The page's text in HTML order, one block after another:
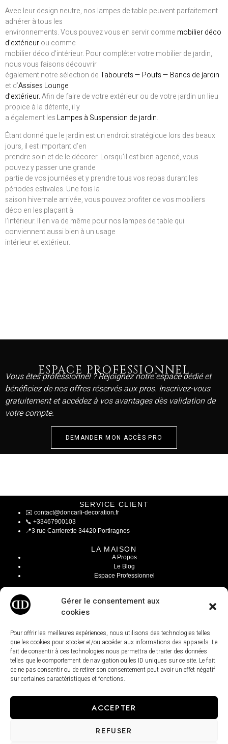
Gérer le consentement aux
cookies
Pour offrir les meilleures expériences, nous utilisons des technologies telles
que les cookies pour stocker et/ou accéder aux informations des appareils. Le
fait de consentir à ces technologies nous permettra de traiter des données
telles que le comportement de navigation ou les ID uniques sur ce site. Le fait
de ne pas consentir ou de retirer son consentement peut avoir un effet négatif
sur certaines caractéristiques et fonctions.
ACCEPTER
REFUSER
Avec leur design neutre, nos lampes de table peuvent parfaitement
adhérer à tous les
environnements. Vous pouvez vous en servir comme mobilier déco
d’extérieurou comme
mobilier déco d’intérieur. Pour compléter votre mobilier de jardin,
nous vous faisons découvrir
également notre sélection deTabourets — Poufs — Bancs de jardin
et d’Assises Lounge
d’extérieur.Afin de faire de votre extérieur ou de votre jardin un lieu
propice à la détente, il y
a également les Lampes à Suspension de jardin.
Étant donné que le jardin est un endroit stratégique lors des beaux
jours, il est important d’en
prendre soin et de le décorer. Lorsqu’il est bien agencé, vous
pouvez y passer une grande
partie de vos journées et y prendre tous vos repas durant les
périodes estivales. Une fois la
saison hivernale arrivée, vous pouvez profiter de vos mobiliers
déco en les plaçant à
l’intérieur. Il en va de même pour nos lampes de table qui
conviennent aussi bien à un usage
intérieur et extérieur.
ESPACE PROFESSIONNEL
Vous êtes professionnel ? Rejoignez notre espace dédié et
bénéficiez de nos offres réservés aux pros. Inscrivez-vous
gratuitement et accédez à vos avantages dès validation de
votre compte.
DEMANDER MON ACCÈS PRO
SERVICE CLIENT
✉️ contact@doncarli-decoration.fr
📞 +33467900103
📍3 rue Carrierette 34420 Portiragnes
LA MAISON
A Propos
Le Blog
Espace Professionnel
Mentions Légales
Paiement sécurisé
Conditions générales de ventes